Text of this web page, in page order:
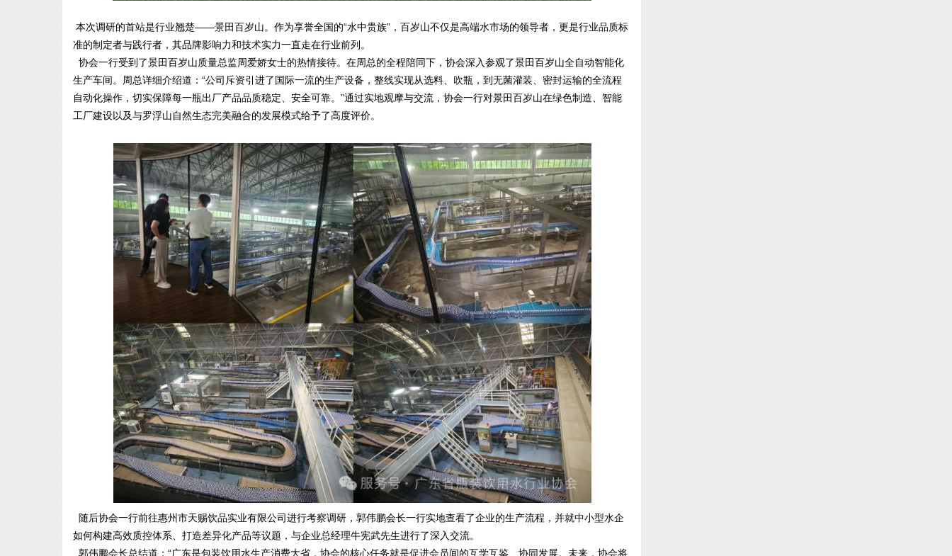
本次调研的首站是行业翘楚——景田百岁山。作为享誉全国的“水中贵族”，百岁山不仅是高端水市场的领导者，更是行业品质标
准的制定者与践行者，其品牌影响力和技术实力一直走在行业前列。
协会一行受到了景田百岁山质量总监周爱娇女士的热情接待。在周总的全程陪同下，协会深入参观了景田百岁山全自动智能化
生产车间。周总详细介绍道：“公司斥资引进了国际一流的生产设备，整线实现从选料、吹瓶，到无菌灌装、密封运输的全流程
自动化操作，切实保障每一瓶出厂产品品质稳定、安全可靠。”通过实地观摩与交流，协会一行对景田百岁山在绿色制造、智能
工厂建设以及与罗浮山自然生态完美融合的发展模式给予了高度评价。
随后协会一行前往惠州市天赐饮品实业有限公司进行考察调研，郭伟鹏会长一行实地查看了企业的生产流程，并就中小型水企
如何构建高效质控体系、打造差异化产品等议题，与企业总经理牛宪武先生进行了深入交流。
郭伟鹏会长总结道：“广东是包装饮用水生产消费大省，协会的核心任务就是促进会员间的互学互鉴、协同发展。未来，协会将